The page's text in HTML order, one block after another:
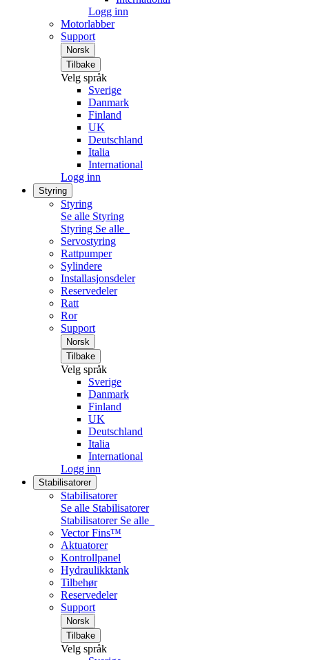
Logg inn
Motorlabber
Support
Norsk
Tilbake
Velg språk
Sverige
Danmark
Finland
UK
Deutschland
Italia
International
Logg inn
Styring
Styring
Se alle Styring
Styring Se alle
Servostyring
Rattpumper
Sylindere
Installasjonsdeler
Reservedeler
Ratt
Ror
Support
Norsk
Tilbake
Velg språk
Sverige
Danmark
Finland
UK
Deutschland
Italia
International
Logg inn
Stabilisatorer
Stabilisatorer
Se alle Stabilisatorer
Stabilisatorer Se alle
Vector Fins™
Aktuatorer
Kontrollpanel
Hydraulikktank
Tilbehør
Reservedeler
Support
Norsk
Tilbake
Velg språk